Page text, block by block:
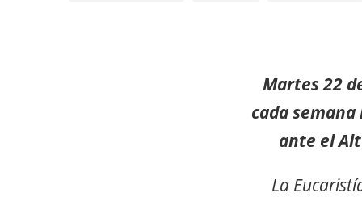
Martes22
cada
ante el
La